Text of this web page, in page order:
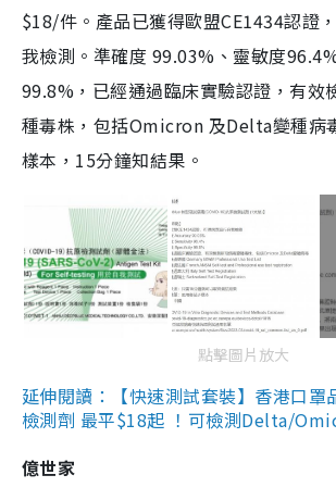
$18/件。產品已獲得歐盟CE1434認證
我檢測。準確度 99.03%、靈敏度
99.8%，已經通過臨床實驗認證，有效
種毒株，包括Omicron 及Delta變種病
樣本，15分鐘知結果。
點擊圖片放大
延伸閱讀：【快速測試套裝】香港口罩
檢測劑 最平$18起 ！可檢測Delta/
億世家